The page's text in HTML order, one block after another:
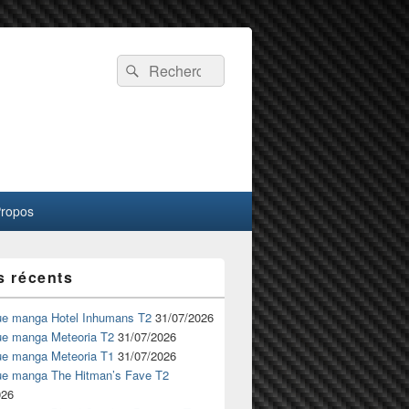
Recherche :
Rechercher
récents
manga Hotel Inhumans T2 31/07/2026
manga Meteoria T2 31/07/2026
manga Meteoria T1 31/07/2026
manga The Hitman’s Fave T2